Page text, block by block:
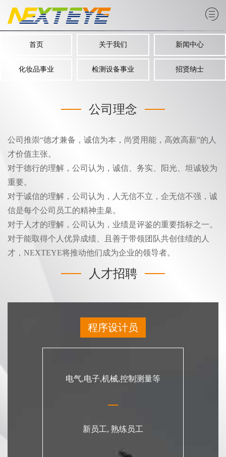
首页 关于我们 新闻中心
化妆品事业 检测设备事业 招贤纳士
公司理念
公司推崇“德才兼备，诚信为本，尚贤用能，高效高薪”的人
才价值主张。
对于德行的理解，公司认为，诚信、务实、阳光、坦诚较为
重要。
对于诚信的理解，公司认为，人无信不立，企无信不强，诚
信是每个公司员工的精神圭臬。
对于人才的理解，公司认为，业绩是评鉴的重要指标之一。
对于能取得个人优异成绩、且善于带领团队共创佳绩的人
才，NEXTEYE将推动他们成为企业的领导者。
人才招聘
程序设计员
电气,电子,机械,控制测量等
新员工, 熟练员工